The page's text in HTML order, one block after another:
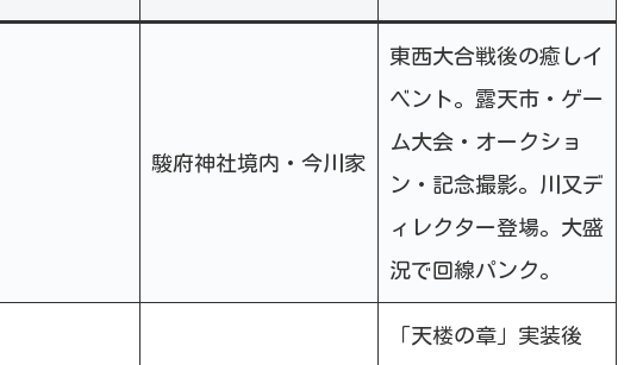
駿府神社境内・今川家
東西大合戦後の癒しイ
ベント。露天市・ゲー
ム大会・オークショ
ン・記念撮影。川又デ
ィレクター登場。大盛
況で回線パンク。
「天楼の章」実装後